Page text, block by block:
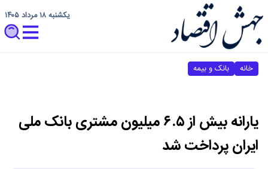
یکشنبه ۱۸ مرداد ۱۴۰۵
خانه بانک و بیمه
یارانه بیش از ۶.۵ میلیون مشتری بانک ملی
ایران پرداخت شد